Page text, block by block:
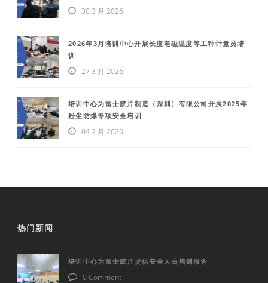
30 3 月 2026
2026年3月培训中心开展长度电磁温度等工种计量员培
训
27 3 月 2026
培训中心为富士胶片制造（深圳）有限公司开展2025年
粉尘防爆专项安全培训
04 2 月 2026
热门新闻
培训中心为富士胶片提供安全人员培训服务
0 Comment